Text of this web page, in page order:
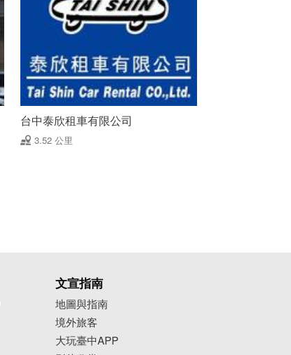
台中泰欣租車有限公司
3.52 公里
文宣指南
地圖與指南
境外旅客
大玩臺中APP